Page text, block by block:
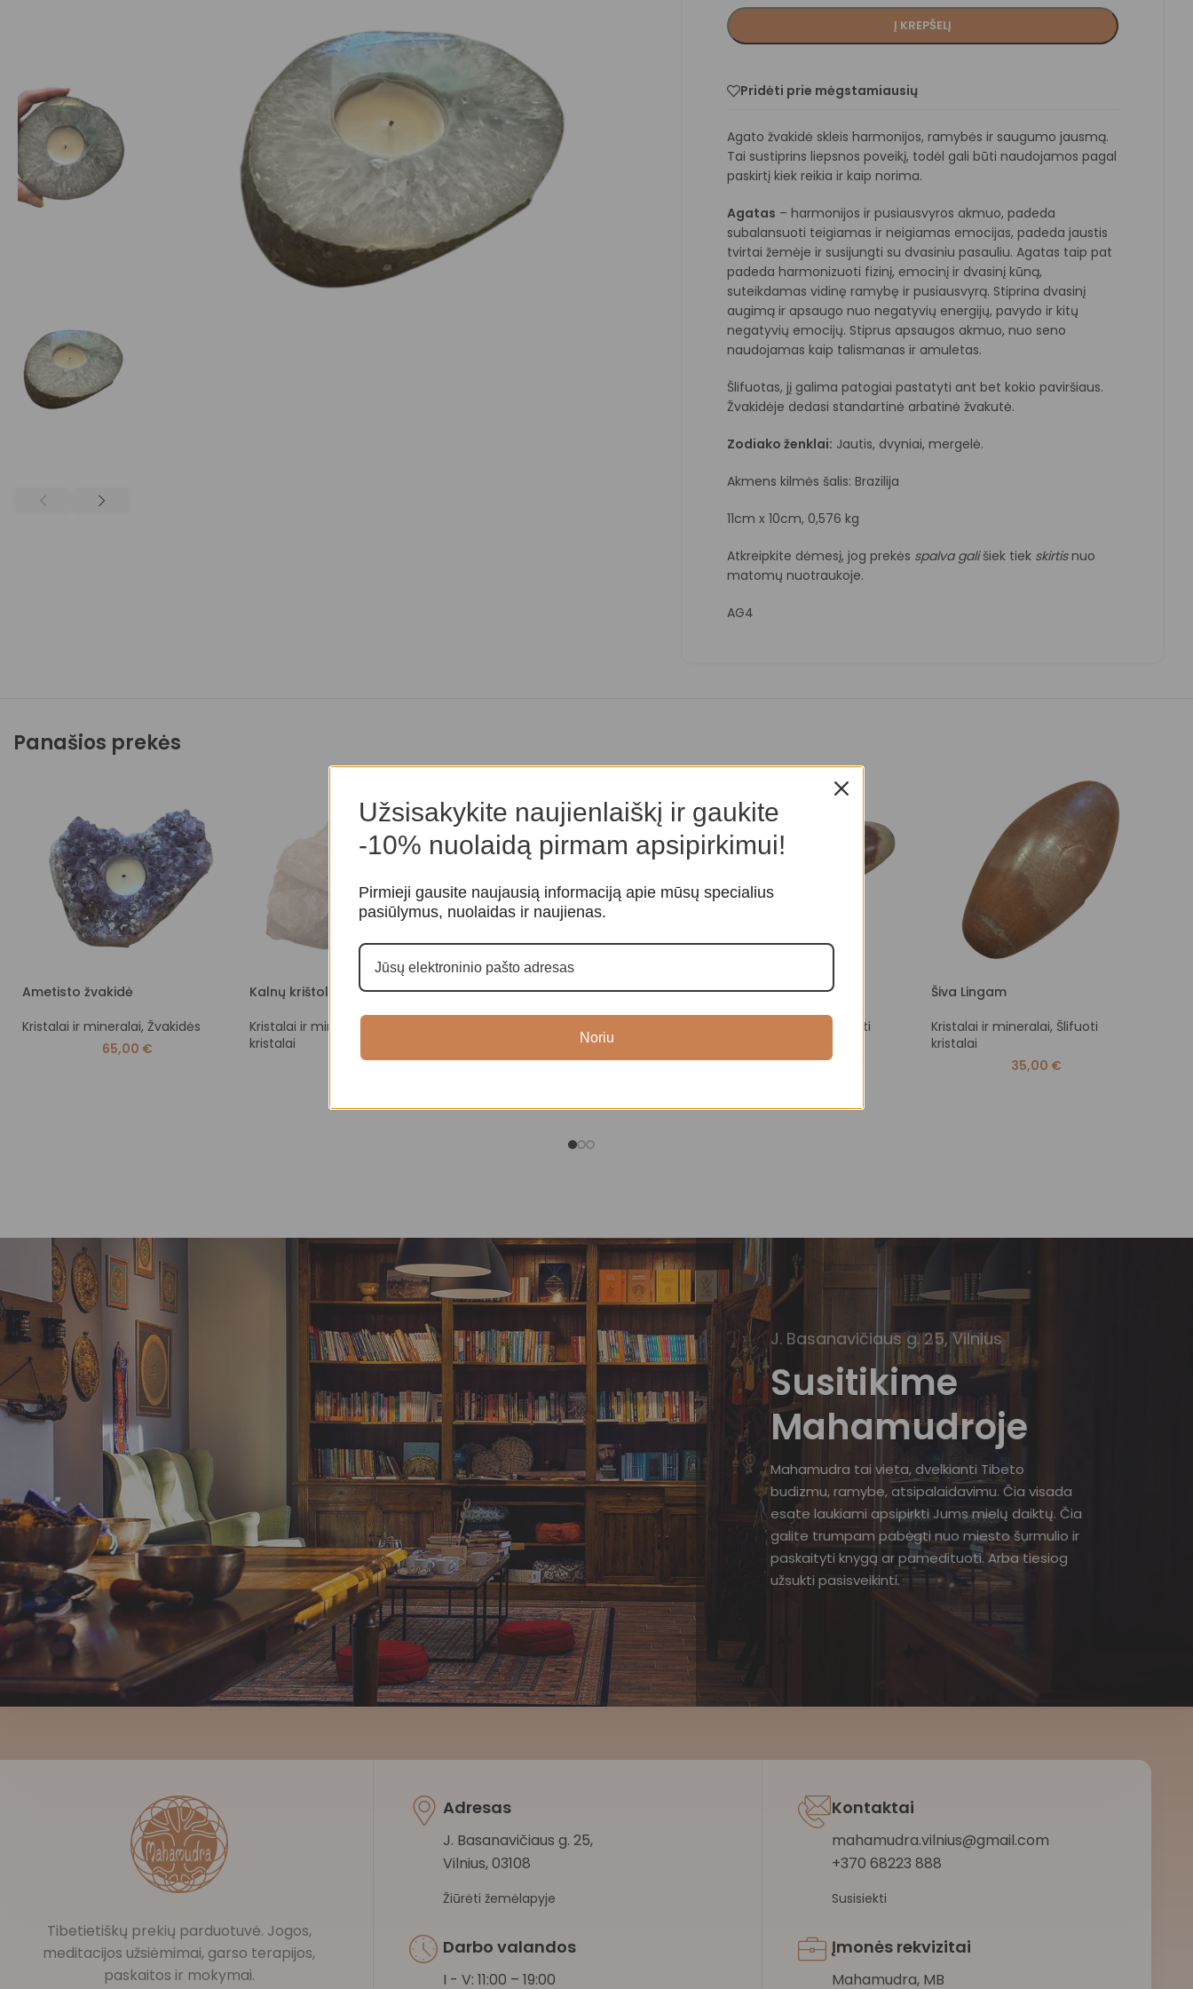
Į KREPŠELĮ
Pridėti prie mėgstamiausių
Agato žvakidė skleis harmonijos, ramybės ir saugumo jausmą.
Tai sustiprins liepsnos poveikį, todėl gali būti naudojamos pagal
paskirtį kiek reikia ir kaip norima.
Agatas – harmonijos ir pusiausvyros akmuo, padeda
subalansuoti teigiamas ir neigiamas emocijas, padeda jaustis
tvirtai žemėje ir susijungti su dvasiniu pasauliu. Agatas taip pat
padeda harmonizuoti fizinį, emocinį ir dvasinį kūną,
suteikdamas vidinę ramybę ir pusiausvyrą. Stiprina dvasinį
augimą ir apsaugo nuo negatyvių energijų, pavydo ir kitų
negatyvių emocijų. Stiprus apsaugos akmuo, nuo seno
naudojamas kaip talismanas ir amuletas.
Šlifuotas, jį galima patogiai pastatyti ant bet kokio paviršiaus.
Žvakidėje dedasi standartinė arbatinė žvakutė.
Zodiako ženklai: Jautis, dvyniai, mergelė.
Akmens kilmės šalis: Brazilija
11cm x 10cm, 0,576 kg
Atkreipkite dėmesį, jog prekės spalva gališiek tiek skirtisnuo
matomų nuotraukoje.
AG4
Panašios prekės
Ametisto žvakidė
Kristalai ir mineralai, Žvakidės
65,00 €
Kalnų krištolas
Kristalai ir mineralai
kristalai
35,00€
-20%
Kalnų krištolas
Kristalai ir mineralai, Neapdirbti
kristalai
Šiva Lingam
Šlifuoti
15,00€
Šiva Lingam
Kristalai ir mineralai, Šlifuoti
kristalai
35,00 €
J. Basanavičiaus g. 25, Vilnius
Susitikime
Mahamudroje
Mahamudra tai vieta, dvelkianti Tibeto
budizmu, ramybe, atsipalaidavimu. Čia visada
esate laukiami apsipirkti Jums mielų daiktų. Čia
galite trumpam pabėgti nuo miesto šurmulio ir
paskaityti knygą ar pamedituoti. Arba tiesiog
užsukti pasisveikinti.
Tibetietiškų prekių parduotuvė. Jogos,
meditacijos užsiėmimai, garso terapijos,
paskaitos ir mokymai.
Adresas
J. Basanavičiaus g. 25,
Vilnius, 03108
Žiūrėti žemėlapyje
Darbo valandos
I - V: 11:00 – 19:00
Kontaktai
mahamudra.vilnius@gmail.com
+370 68223 888
Susisiekti
Įmonės rekvizitai
Mahamudra, MB
Užsisakykite naujienlaiškį ir gaukite
-10% nuolaidą pirmam apsipirkimui!
Pirmieji gausite naujausią informaciją apie mūsų specialius
pasiūlymus, nuolaidas ir naujienas.
Noriu